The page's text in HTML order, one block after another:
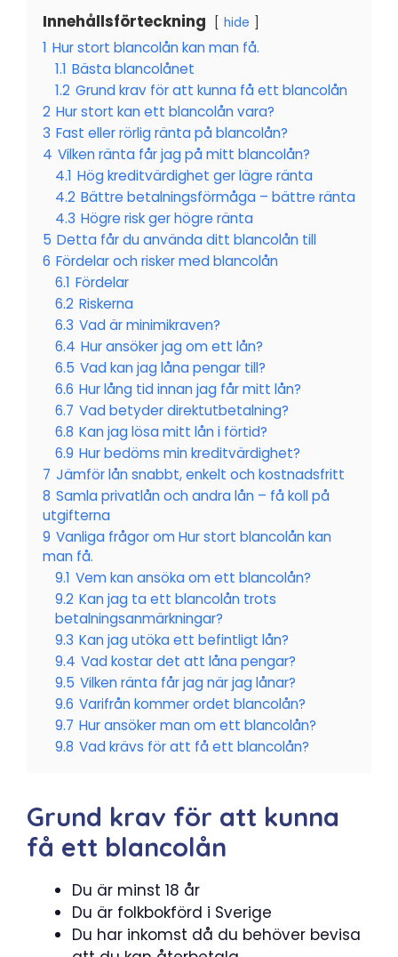
Innehållsförteckning hide
1 Hur stort blancolån kan man få.
1.1 Bästa blancolånet
1.2 Grund krav för att kunna få ett blancolån
2 Hur stort kan ett blancolån vara?
3 Fast eller rörlig ränta på blancolån?
4 Vilken ränta får jag på mitt blancolån?
4.1 Hög kreditvärdighet ger lägre ränta
4.2 Bättre betalningsförmåga – bättre ränta
4.3 Högre risk ger högre ränta
5 Detta får du använda ditt blancolån till
6 Fördelar och risker med blancolån
6.1 Fördelar
6.2 Riskerna
6.3 Vad är minimikraven?
6.4 Hur ansöker jag om ett lån?
6.5 Vad kan jag låna pengar till?
6.6 Hur lång tid innan jag får mitt lån?
6.7 Vad betyder direktutbetalning?
6.8 Kan jag lösa mitt lån i förtid?
6.9 Hur bedöms min kreditvärdighet?
7 Jämför lån snabbt, enkelt och kostnadsfritt
8 Samla privatlån och andra lån – få koll på
utgifterna
9 Vanliga frågor om Hur stort blancolån kan
man få.
9.1 Vem kan ansöka om ett blancolån?
9.2 Kan jag ta ett blancolån trots
betalningsanmärkningar?
9.3 Kan jag utöka ett befintligt lån?
9.4 Vad kostar det att låna pengar?
9.5 Vilken ränta får jag när jag lånar?
9.6 Varifrån kommer ordet blancolån?
9.7 Hur ansöker man om ett blancolån?
9.8 Vad krävs för att få ett blancolån?
Grund krav för att kunna
få ett blancolån
Du är minst 18 år
Du är folkbokförd i Sverige
Du har inkomst då du behöver bevisa